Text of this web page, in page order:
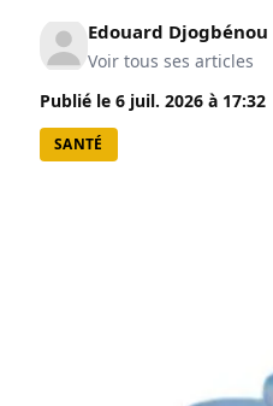
Edouard Djogbénou
Voir tous ses articles
Publié le 6 juil. 2026 à 17:32
SANTÉ